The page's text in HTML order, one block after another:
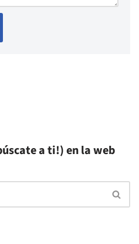
a ti!) en la web